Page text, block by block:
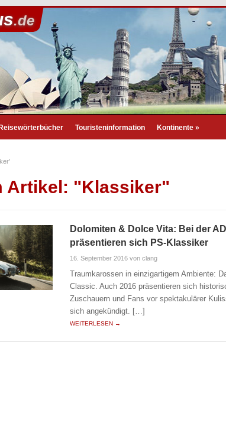
.de
Reisewörterbücher Touristeninformation Kontinente »
Artikel: "Klassiker"
Dolomiten & Dolce Vita: Bei der
präsentieren sich PS-Klassiker
16. September 2016 von clang
Traumkarossen in einzigartigem Ambiente:
Classic. Auch 2016 präsentieren sich
Zuschauern und Fans vor spektakulärer
sich angekündigt. […]
WEITERLESEN →